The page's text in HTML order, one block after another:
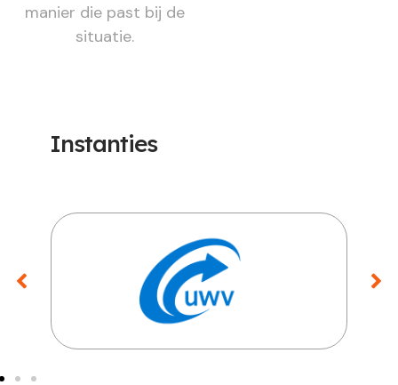
manier die past bij de
situatie.
Instanties